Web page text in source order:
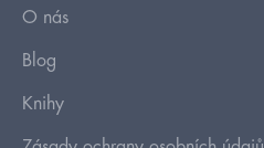
O nás
Blog
Knihy